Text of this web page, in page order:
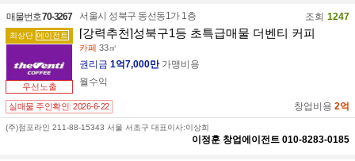
매물번호70-3267
최상단 에이전트
우선노출
서울시 성북구 동선동1가 1층 조회 1247
[강력추천]성북구1등 초특급매물 더벤티 커피
카페 33㎡
권리금 1억7,000만 가맹비용
월수익
실매물 주인확인: 2026-6-22 창업비용 2억
(주)점포라인 211-88-15343 서울 서초구 대표이사:이상희
이정훈 창업에이전트 010-8283-0185